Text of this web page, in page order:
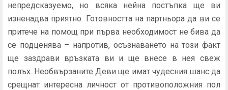
непредсказуемо, но всяка нейна постъпка ще ви
изненадва приятно. Готовността на партньора да ви се
притече на помощ при първа необходимост не бива да
се подценява – напротив, осъзнаването на този факт
ще заздрави връзката ви и ще внесе в нея свеж
полъх. Необвързаните Деви ще имат чудесния шанс да
срещнат интересна личност от противоположния пол